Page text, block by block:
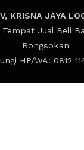
KRISNA JAYA
Tempat Jual Beli
Rongsokan
HP/WA: 0812